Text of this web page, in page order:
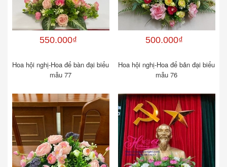
550.000₫
Hoa hội nghị-Hoa để bàn đại biểu
mẫu 77
500.000₫
Hoa hội nghị-Hoa để bản đại biểu
mẫu 76